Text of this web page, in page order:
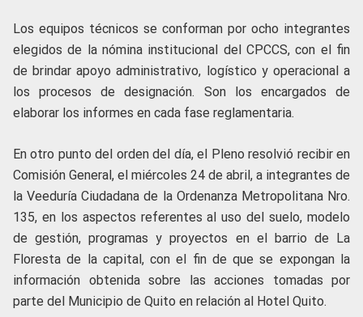
Los equipos técnicos se conforman por ocho integrantes
elegidos de la nómina institucional del CPCCS, con el fin
de brindar apoyo administrativo, logístico y operacional a
los procesos de designación. Son los encargados de
elaborar los informes en cada fase reglamentaria.
En otro punto del orden del día, el Pleno resolvió recibir en
Comisión General, el miércoles 24 de abril, a integrantes de
la Veeduría Ciudadana de la Ordenanza Metropolitana Nro.
135, en los aspectos referentes al uso del suelo, modelo
de gestión, programas y proyectos en el barrio de La
Floresta de la capital, con el fin de que se expongan la
información obtenida sobre las acciones tomadas por
parte del Municipio de Quito en relación al Hotel Quito.